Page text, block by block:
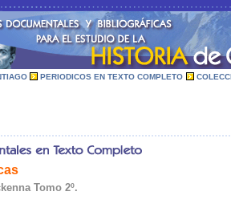
PERIODICOS EN TEXTO COMPLETO
Tomo 2º.